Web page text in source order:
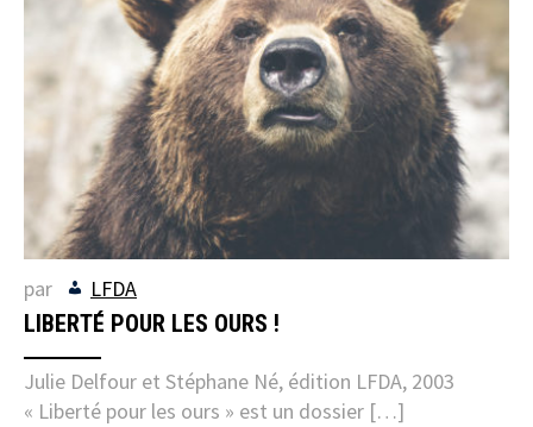
par LFDA
LIBERTÉ POUR LES OURS !
Julie Delfour et Stéphane Né, édition LFDA, 2003
« Liberté pour les ours » est un dossier […]